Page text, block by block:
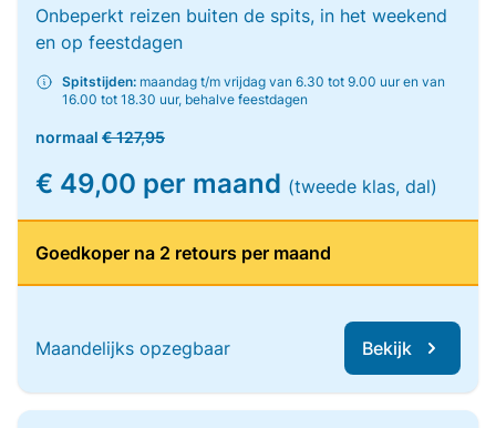
Onbeperkt reizen buiten de spits, in het weekend
en op feestdagen
Spitstijden: maandag t/m vrijdag van 6.30 tot 9.00 uur en van
16.00 tot 18.30 uur, behalve feestdagen
normaal € 127,95
€ 49,00 per maand (tweede klas, dal)
Goedkoper na 2 retours per maand
Maandelijks opzegbaar Bekijk